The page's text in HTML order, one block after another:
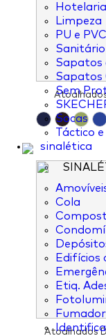
Limpeza
PU e PVC
Sanitário
Sapatos
Sapatos
Sem
Socas
Táctico
sinalética
Cola
Edifícios
Etiq.
Atoalhados